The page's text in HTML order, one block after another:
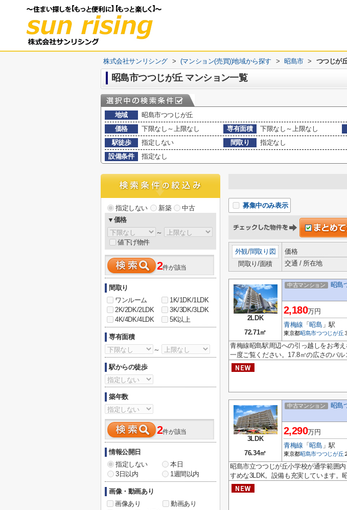
株式会社サンリシング > (マンション(売買))地域から探す > 昭島市 > つつじが
昭島市つつじが丘 マンション一覧
地域
昭島市つつじが丘
価格
下限なし～上限なし 専有面積 下限なし～上限なし
駅徒歩
指定しない 間取り
指定なし
設備条件
指定なし
募集中のみ表示
外観/間取り図
間取り/面積
価格
交通 / 所在地
2LDK
72.71㎡
中古マンション 昭島
2,180万円
青梅線 「 昭島 」駅
東京都昭島市つつじが丘
青梅線昭島駅周辺への引っ越しをお考
一度ご覧ください。17.8㎡の広さのバ
3LDK
76.34㎡
中古マンション 昭島
2,290万円
青梅線 「 昭島 」駅
東京都昭島市つつじが丘
昭島市立つつじが丘小学校が通学範囲
すめな3LDK。設備も充実しています。
指定しない 新築
中古
▼価格
～
値下げ物件
2件が該当
間取り
ワンルーム
1K/1DK/1LDK
2K/2DK/2LDK
3K/3DK/3LDK
4K/4DK/4LDK
5K以上
専有面積
～
駅からの徒歩
築年数
2件が該当
情報公開日
指定しない
本日
3日以内
1週間以内
画像・動画あり
画像あり
動画あり